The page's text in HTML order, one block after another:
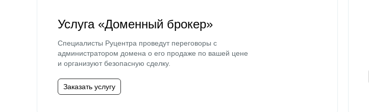
Услуга «Доменный брокер»
Специалисты Руцентра проведут переговоры с
администратором домена о его продаже по вашей цене
и организуют безопасную сделку.
Заказать услугу